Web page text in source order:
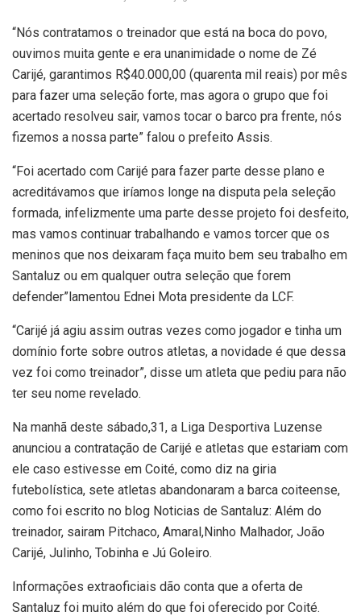
“Nós contratamos o treinador que está na boca do povo,
ouvimos muita gente e era unanimidade o nome de Zé
Carijé, garantimos R$40.000,00 (quarenta mil reais) por mês
para fazer uma seleção forte, mas agora o grupo que foi
acertado resolveu sair, vamos tocar o barco pra frente, nós
fizemos a nossa parte” falou o prefeito Assis.
“Foi acertado com Carijé para fazer parte desse plano e
acreditávamos que iríamos longe na disputa pela seleção
formada, infelizmente uma parte desse projeto foi desfeito,
mas vamos continuar trabalhando e vamos torcer que os
meninos que nos deixaram faça muito bem seu trabalho em
Santaluz ou em qualquer outra seleção que forem
defender”lamentou Ednei Mota presidente da LCF.
“Carijé já agiu assim outras vezes como jogador e tinha um
domínio forte sobre outros atletas, a novidade é que dessa
vez foi como treinador”, disse um atleta que pediu para não
ter seu nome revelado.
Na manhã deste sábado,31, a Liga Desportiva Luzense
anunciou a contratação de Carijé e atletas que estariam com
ele caso estivesse em Coité, como diz na giria
futebolística, sete atletas abandonaram a barca coiteense,
como foi escrito no blog Noticias de Santaluz: Além do
treinador, sairam Pitchaco, Amaral,Ninho Malhador, João
Carijé, Julinho, Tobinha e Jú Goleiro.
Informações extraoficiais dão conta que a oferta de
Santaluz foi muito além do que foi oferecido por Coité.